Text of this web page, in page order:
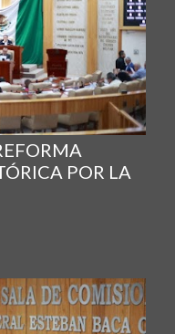
POR LA